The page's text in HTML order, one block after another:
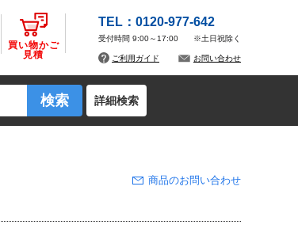
詳細検索
買い物かご
見積
TEL：0120-977-642
受付時間 9:00～17:00 ※土日祝除く
ご利用ガイド お問い合わせ
商品のお問い合わせ